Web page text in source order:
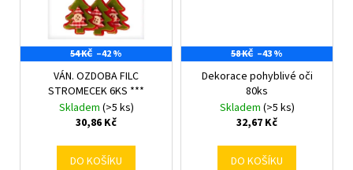
54 KČ –42 %
VÁN. OZDOBA FILC
STROMECEK 6KS ***
Skladem (>5 ks)
30,86 Kč
DO KOŠÍKU
58 KČ –43 %
Dekorace pohyblivé oči
80ks
Skladem (>5 ks)
32,67 Kč
DO KOŠÍKU